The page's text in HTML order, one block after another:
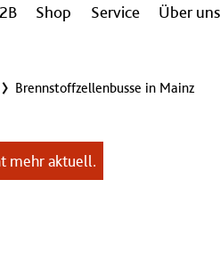
Shop Service Über uns
Brennstoffzellenbusse in Mainz
mehr aktuell.